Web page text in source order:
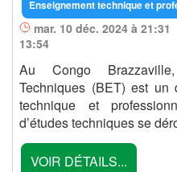
Enseignement technique et
mar. 10 déc. 2024 à
13:54
Au Congo
Techniques (BET) est un
technique et
d’études techniques se
VOIR DÉTAILS...